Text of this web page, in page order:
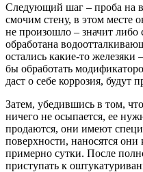
Следующий шаг – проба на
смочим стену, в этом месте
не произошло – значит
обработана
остались какие-то
бы обработать
даст о себе коррозия, будут
Затем, убедившись в том,
ничего не осыпается, ее
продаются, они имеют
поверхности, наносятся
примерно сутки. После
приступать к